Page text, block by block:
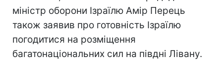
міністр оборони Ізраїлю Амір Перець
також заявив про готовність Ізраїлю
погодитися на розміщення
багатонаціональних сил на півдні Лівану.